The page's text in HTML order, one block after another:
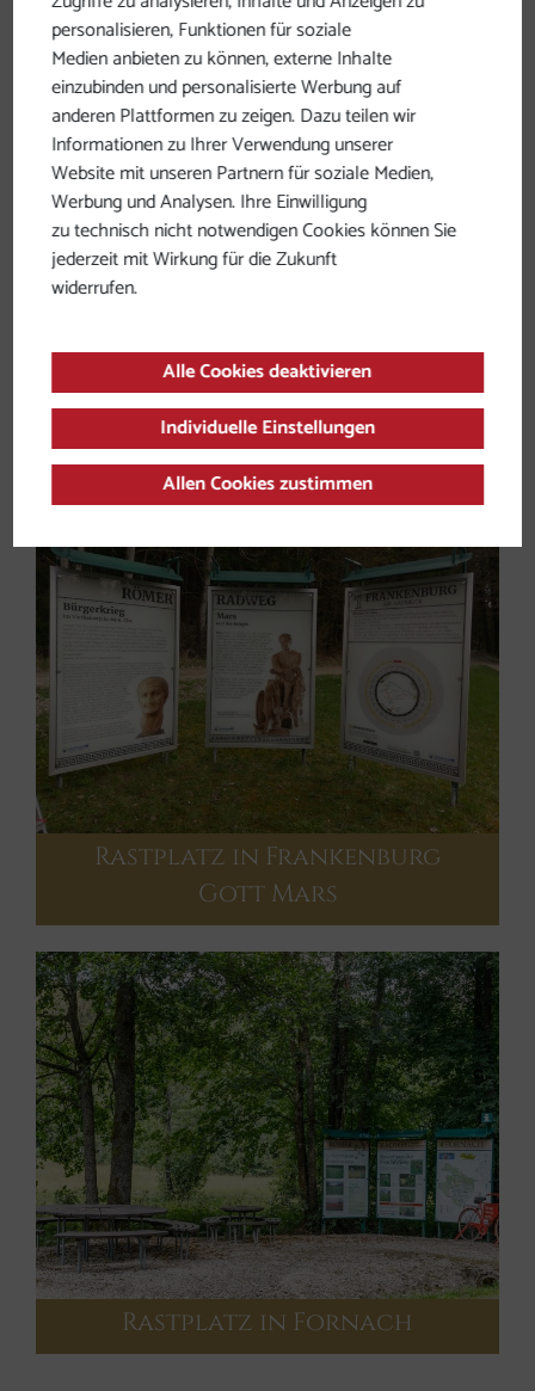
Rastplatz in Waldzell
Gott Hercules
Rastplatz in Frankenburg
Gott Mars
Rastplatz in Fornach
personalisieren, Funktionen für soziale
Medien anbieten zu können, externe Inhalte
einzubinden und personalisierte Werbung auf
anderen Plattformen zu zeigen. Dazu teilen wir
Informationen zu Ihrer Verwendung unserer
Website mit unseren Partnern für soziale Medien,
Werbung und Analysen. Ihre Einwilligung
zu technisch nicht notwendigen Cookies können Sie
jederzeit mit Wirkung für die Zukunft
widerrufen.
Alle Cookies deaktivieren
Individuelle Einstellungen
Allen Cookies zustimmen